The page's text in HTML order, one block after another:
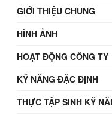
GIỚI THIỆU CHUNG
HÌNH ẢNH
HOẠT ĐỘNG CÔNG TY
KỸ NĂNG ĐẶC ĐỊNH
THỰC TẬP SINH KỸ